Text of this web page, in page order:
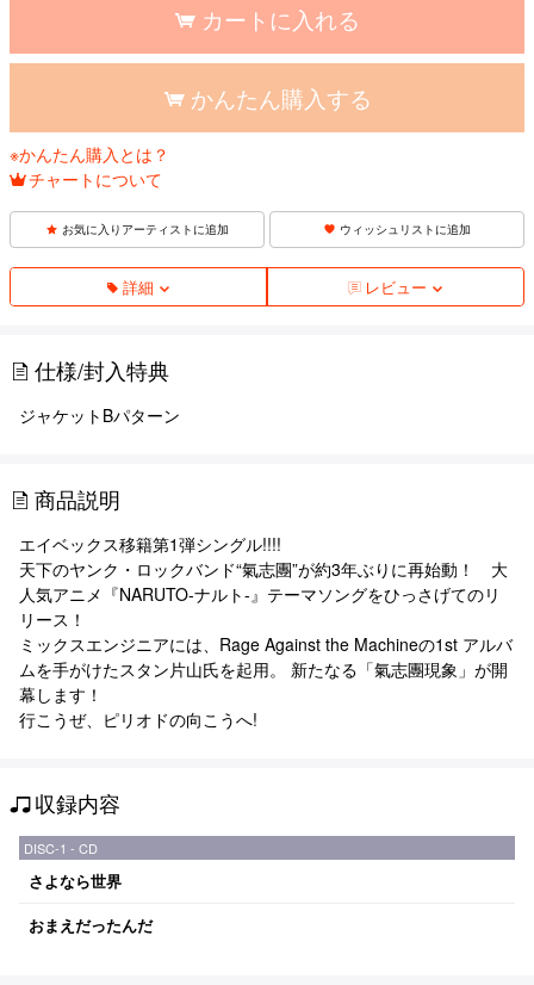
カートに入れる
かんたん購入する
※かんたん購入とは？
チャートについて
お気に入りアーティストに追加 ウィッシュリストに追加
詳細 レビュー
仕様/封入特典
ジャケットBパターン
商品説明
エイベックス移籍第1弾シングル!!!!
天下のヤンク・ロックバンド“氣志團”が約3年ぶりに再始動！ 大
人気アニメ『NARUTO-ナルト-』テーマソングをひっさげてのリ
リース！
ミックスエンジニアには、Rage Against the Machineの1st アルバ
ムを手がけたスタン片山氏を起用。 新たなる「氣志團現象」が開
幕します！
行こうぜ、ピリオドの向こうへ!
収録内容
DISC-1 - CD
さよなら世界
おまえだったんだ